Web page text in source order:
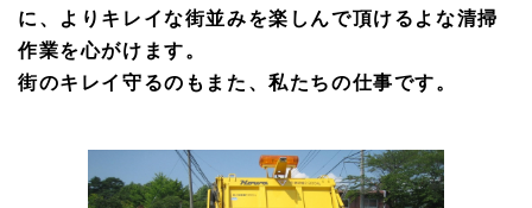
に、よりキレイな街並みを楽しんで頂けるよな清掃
作業を心がけます。
街のキレイ守るのもまた、私たちの仕事です。